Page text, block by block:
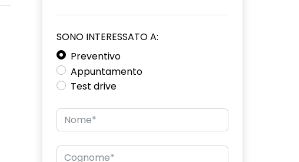
SONO INTERESSATO A:
Preventivo
Appuntamento
Test drive